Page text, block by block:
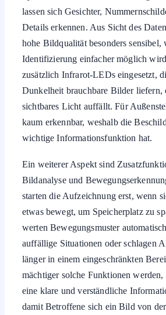
Details erkennen. Aus Sicht des
hohe Bildqualität besonders sensibel,
Identifizierung einfacher möglich
zusätzlich Infrarot-LEDs eingesetzt,
Dunkelheit brauchbare Bilder liefern,
sichtbares Licht auffällt. Für
kaum erkennbar, weshalb die
wichtige Informationsfunktion hat.
Bildanalyse und
starten die Aufzeichnung erst, wenn
etwas bewegt, um Speicherplatz zu
werten Bewegungsmuster automatisch
auffällige Situationen oder schlagen
länger in einem eingeschränkten
mächtiger solche Funktionen werden,
eine klare und verständliche
damit Betroffene sich ein Bild von
Überwachung machen können.